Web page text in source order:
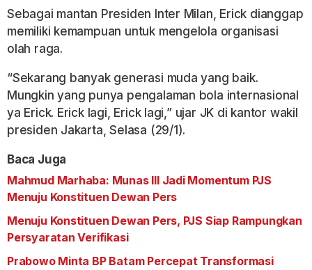
Sebagai mantan Presiden Inter Milan, Erick dianggap
memiliki kemampuan untuk mengelola organisasi
olah raga.
“Sekarang banyak generasi muda yang baik.
Mungkin yang punya pengalaman bola internasional
ya Erick. Erick lagi, Erick lagi,” ujar JK di kantor wakil
presiden Jakarta, Selasa (29/1).
Baca Juga
Mahmud Marhaba: Munas III Jadi Momentum PJS
Menuju Konstituen Dewan Pers
Menuju Konstituen Dewan Pers, PJS Siap Rampungkan
Persyaratan Verifikasi
Prabowo Minta BP Batam Percepat Transformasi